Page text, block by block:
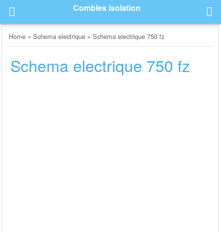
content
Combles isolation
Home »Schema electrique »Schema electrique 750 fz
Schema electrique 750 fz